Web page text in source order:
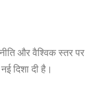
नीति और वैश्विक
दिशा दी है।